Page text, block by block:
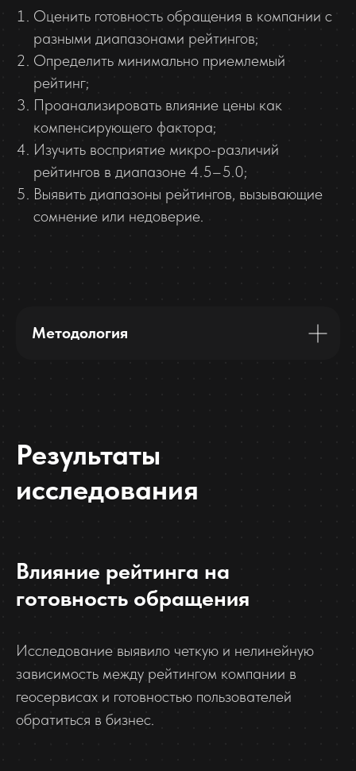
Оценить готовность обращения в компании с
разными диапазонами рейтингов;
Определить минимально приемлемый
рейтинг;
Проанализировать влияние цены как
компенсирующего фактора;
Изучить восприятие микро-различий
рейтингов в диапазоне 4.5–5.0;
Выявить диапазоны рейтингов, вызывающие
сомнение или недоверие.
Методология
Результаты
исследования
Влияние рейтинга на
готовность обращения
Исследование выявило четкую и нелинейную
зависимость между рейтингом компании в
геосервисах и готовностью пользователей
обратиться в бизнес.